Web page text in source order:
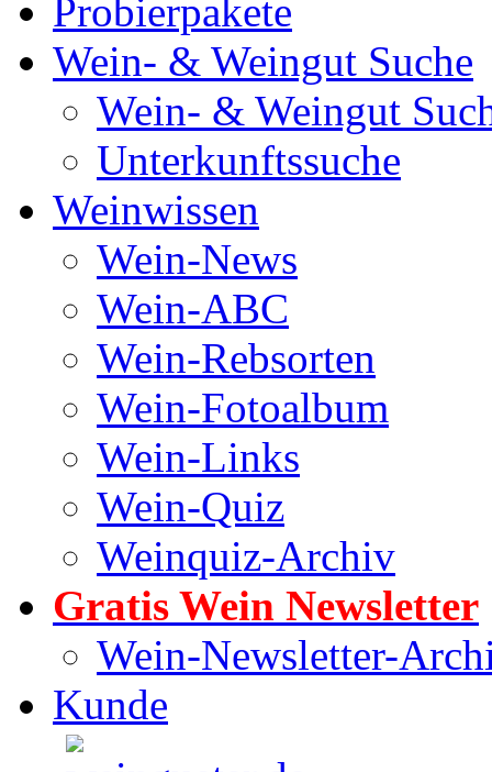
Probierpakete
Wein- & Weingut Suche
Wein- & Weingut
Unterkunftssuche
Weinwissen
Wein-News
Wein-ABC
Wein-Rebsorten
Wein-Fotoalbum
Wein-Links
Wein-Quiz
Weinquiz-Archiv
Gratis Wein Newsletter
Wein-Newsletter-
Kunde